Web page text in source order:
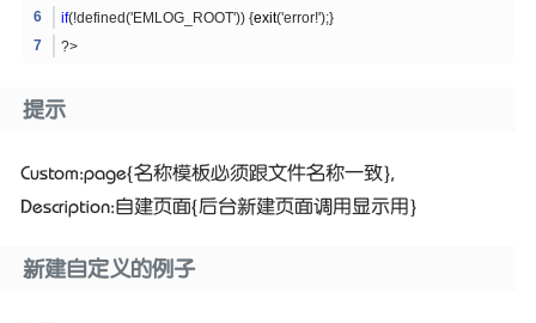
if(!defined('EMLOG_ROOT')) {exit('error!');}
?>
提示
Custom:page{名称模板必须跟文件名称一致},
Description:自建页面{后台新建页面调用显示用}
新建自定义的例子